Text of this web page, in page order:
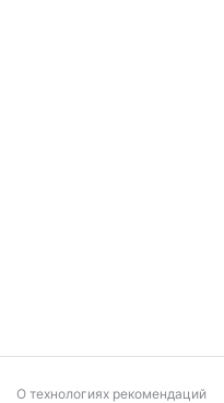
О технологиях рекомендаций